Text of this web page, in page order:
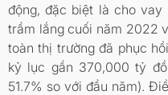
động, đặc biệt là cho vay
trầm lắng cuối năm 2022
toàn thị trường đã phục
kỷ lục gần 370,000 tỷ
51.7% so với đầu năm).